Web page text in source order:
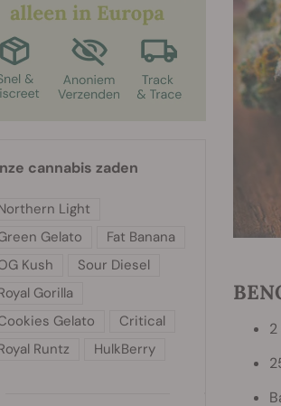
cannabis zaden
Light
Gelato
Fat Banana
Kush
Sour Diesel
Gorilla
Gelato
Critical
Runtz
HulkBerry